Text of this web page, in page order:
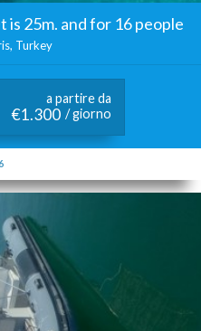
25m. and for 16 people
Turkey
a partire da
€1.300 / giorno